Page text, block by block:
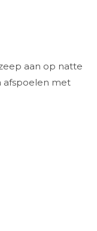
aan op natte
afspoelen met